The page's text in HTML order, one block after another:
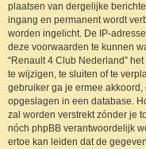
plaatsen van dergelijke
ingang en permanent wordt
worden ingelicht. De IP-
deze voorwaarden te kunnen
“Renault 4 Club Nederland”
te wijzigen, te sluiten of te
gebruiker ga je ermee
opgeslagen in een database.
zal worden verstrekt zónder je
nóch phpBB verantwoordelijk
ertoe kan leiden dat de